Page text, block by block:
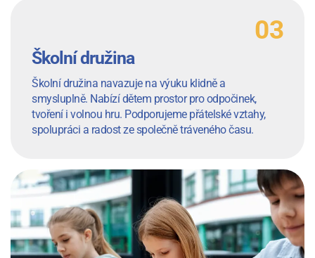
Školní družina
Školní družina navazuje na výuku klidně a
smysluplně. Nabízí dětem prostor pro odpočinek,
tvoření i volnou hru. Podporujeme přátelské vztahy,
spolupráci a radost ze společně tráveného času.